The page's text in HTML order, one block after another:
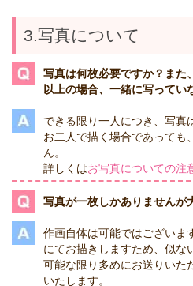
3.写真について
写真は何枚必要ですか？また
以上の場合、一緒に写ってい
できる限り一人につき、写真
お二人で描く場合であっても
ん。
詳しくはお写真についての注
写真が一枚しかありませんが
作画自体は可能ではございま
にてお描きしますため、似な
可能な限り多めにお送りいた
いたします。